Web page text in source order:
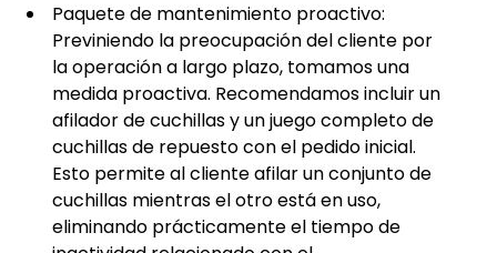
Paquete de mantenimiento proactivo:
Previniendo la preocupación del cliente por
la operación a largo plazo, tomamos una
medida proactiva. Recomendamos incluir un
afilador de cuchillas y un juego completo de
cuchillas de repuesto con el pedido inicial.
Esto permite al cliente afilar un conjunto de
cuchillas mientras el otro está en uso,
eliminando prácticamente el tiempo de